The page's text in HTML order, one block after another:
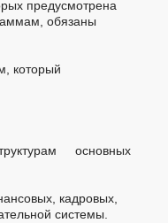
предусмотрена
обязаны
который
основных
кадровых,
системы.